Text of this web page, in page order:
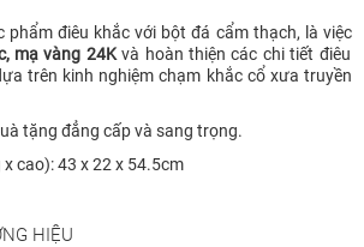
phẩm điêu khắc với bột đá cẩm thạch, là việc
mạ vàng 24Kvà hoàn thiện các chi tiết điêu
trên kinh nghiệm chạm khắc cổ xưa truyền
tặng đẳng cấp và sang trọng.
cao): 43 x 22 x 54.5cm
HIỆU